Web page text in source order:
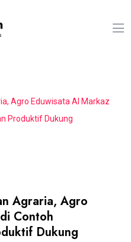
Agro Eduwisata Al Markaz
Produktif Dukung
Agraria, Agro
Contoh
Dukung